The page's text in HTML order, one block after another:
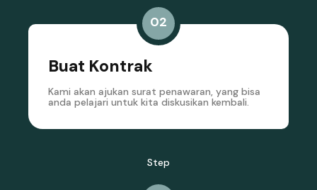
02
Buat Kontrak
Kami akan ajukan surat penawaran, yang bisa
anda pelajari untuk kita diskusikan kembali.
Step